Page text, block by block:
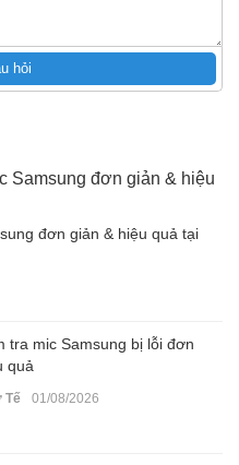
hỏi
đơn giản & hiệu quả tại
tra mic Samsung bị lỗi đơn
quả
Tế 01/08/2026